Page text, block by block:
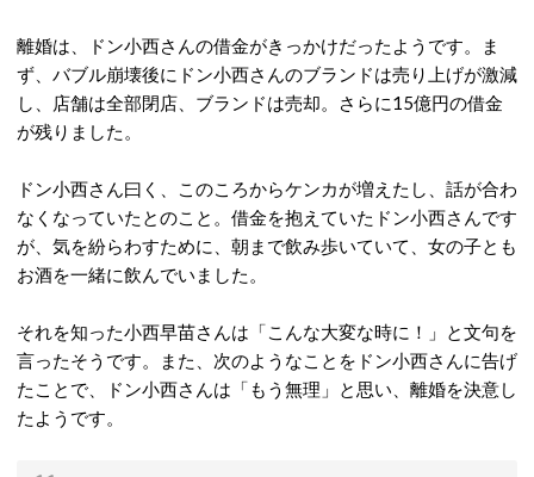
離婚は、ドン小西さんの借金がきっかけだったようです。ま
ず、バブル崩壊後にドン小西さんのブランドは売り上げが激減
し、店舗は全部閉店、ブランドは売却。さらに15億円の借金
が残りました。
ドン小西さん曰く、このころからケンカが増えたし、話が合わ
なくなっていたとのこと。借金を抱えていたドン小西さんです
が、気を紛らわすために、朝まで飲み歩いていて、女の子とも
お酒を一緒に飲んでいました。
それを知った小西早苗さんは「こんな大変な時に！」と文句を
言ったそうです。また、次のようなことをドン小西さんに告げ
たことで、ドン小西さんは「もう無理」と思い、離婚を決意し
たようです。